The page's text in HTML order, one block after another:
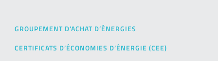
GROUPEMENT D’ACHAT D’ÉNERGIES
CERTIFICATS D’ÉCONOMIES D’ÉNERGIE (CEE)